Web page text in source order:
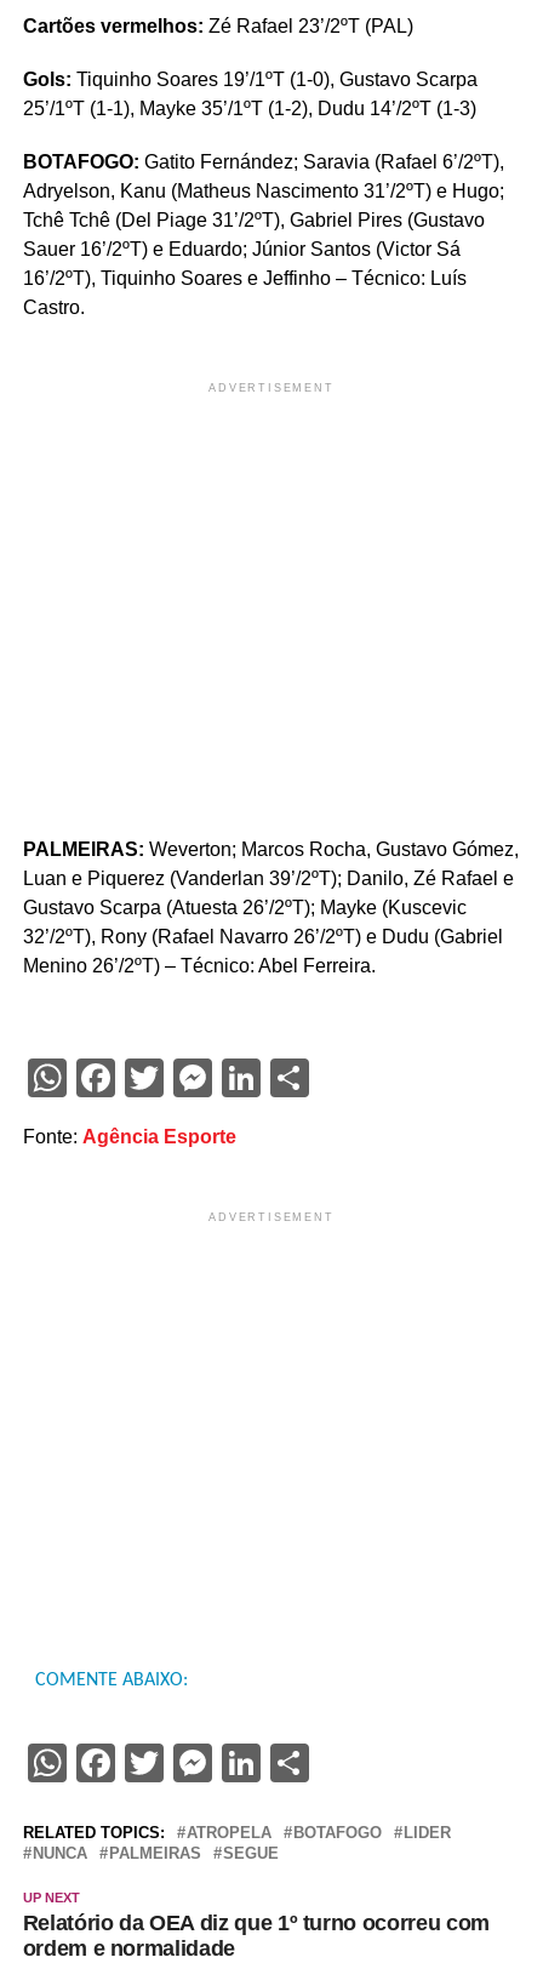
Cartões vermelhos: Zé Rafael 23’/2ºT (PAL)
Gols: Tiquinho Soares 19’/1ºT (1-0), Gustavo Scarpa
25’/1ºT (1-1), Mayke 35’/1ºT (1-2), Dudu 14’/2ºT (1-3)
BOTAFOGO: Gatito Fernández; Saravia (Rafael 6’/2ºT),
Adryelson, Kanu (Matheus Nascimento 31’/2ºT) e Hugo;
Tchê Tchê (Del Piage 31’/2ºT), Gabriel Pires (Gustavo
Sauer 16’/2ºT) e Eduardo; Júnior Santos (Victor Sá
16’/2ºT), Tiquinho Soares e Jeffinho – Técnico: Luís
Castro.
ADVERTISEMENT
PALMEIRAS: Weverton; Marcos Rocha, Gustavo Gómez,
Luan e Piquerez (Vanderlan 39’/2ºT); Danilo, Zé Rafael e
Gustavo Scarpa (Atuesta 26’/2ºT); Mayke (Kuscevic
32’/2ºT), Rony (Rafael Navarro 26’/2ºT) e Dudu (Gabriel
Menino 26’/2ºT) – Técnico: Abel Ferreira.
WhatsApp
Facebook
Twitter
Messenger
LinkedIn
Share
Fonte: Agência Esporte
ADVERTISEMENT
COMENTE ABAIXO:
WhatsApp
Facebook
Twitter
Messenger
LinkedIn
Share
RELATED TOPICS: ATROPELA BOTAFOGO
LIDER
NUNCA
PALMEIRAS SEGUE
UP NEXT
Relatório da OEA diz que 1º turno ocorreu com
ordem e normalidade